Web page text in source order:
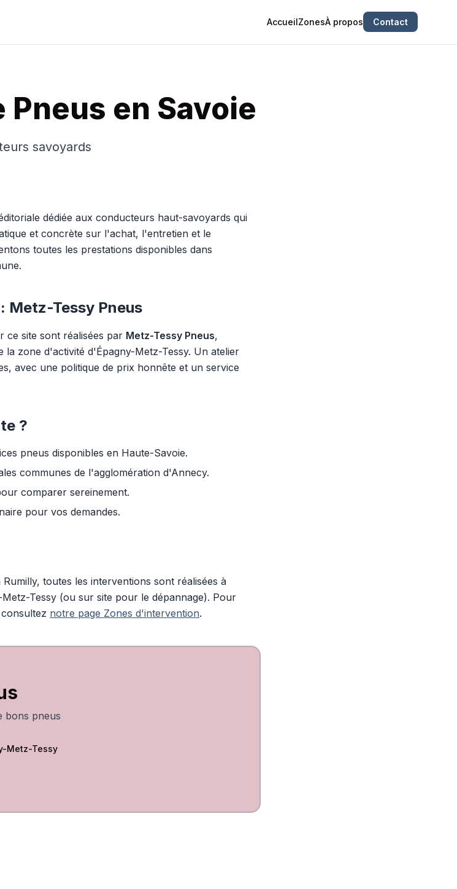
AccueilZonesÀ propos Contact
Pneus en Savoie
savoyards
dédiée aux conducteurs haut-savoyards qui
et concrète sur l'achat, l'entretien et le
toutes les prestations disponibles dans
Metz-Tessy Pneus
ce site sont réalisées par Metz-Tessy Pneus,
zone d'activité d'Épagny-Metz-Tessy. Un atelier
avec une politique de prix honnête et un service
?
pneus disponibles en Haute-Savoie.
communes de l'agglomération d'Annecy.
comparer sereinement.
pour vos demandes.
toutes les interventions sont réalisées à
Tessy (ou sur site pour le dépannage). Pour
notre page Zones d'intervention.
bons pneus
Metz-Tessy